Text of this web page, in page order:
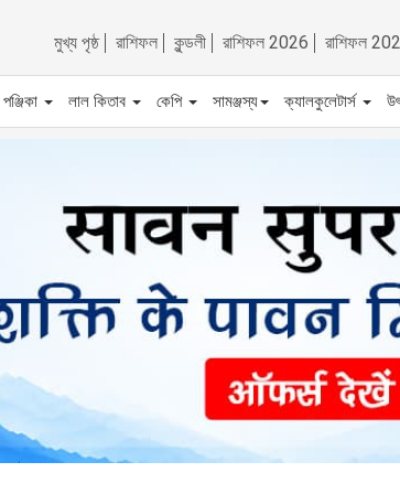
মুখ্য পৃষ্ঠ রাশিফল কুন্ডলী রাশিফল 2026 রাশিফল
পঞ্জিকা লাল কিতাব কেপি সামঞ্জস্য ক্যালকুলেটার্স